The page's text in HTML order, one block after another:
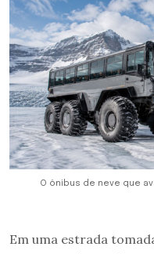
O ônibus de neve que
Em uma estrada